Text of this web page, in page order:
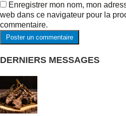
Enregistrer mon nom, mon
web dans ce navigateur pour la
commentaire.
DERNIERS MESSAGES